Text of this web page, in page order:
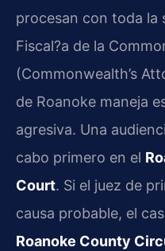
procesan con toda la
Fiscal?a de la
(Commonwealth’s
de Roanoke maneja
agresiva. Una
cabo primero en el
Court. Si el juez de
causa probable, el
Roanoke County